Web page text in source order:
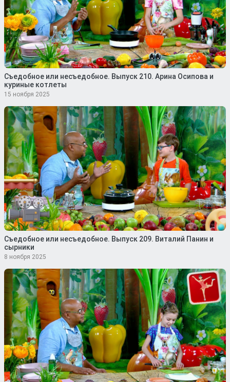
Съедобное или несъедобное. Выпуск 210. Арина Осипова и
куриные котлеты
15 ноября 2025
Съедобное или несъедобное. Выпуск 209. Виталий Панин и
сырники
8 ноября 2025